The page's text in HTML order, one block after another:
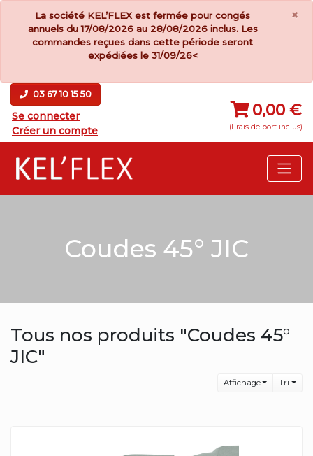
La société KEL’FLEX est fermée pour congés
annuels du 17/08/2026 au 28/08/2026 inclus. Les
commandes reçues dans cette période seront
expédiées le 31/09/26<
×
03 67 10 15 50
Se connecter
Créer un compte
0,00 €
(Frais de port inclus)
Coudes 45° JIC
Tous nos produits "Coudes 45°
JIC"
Affichage Tri